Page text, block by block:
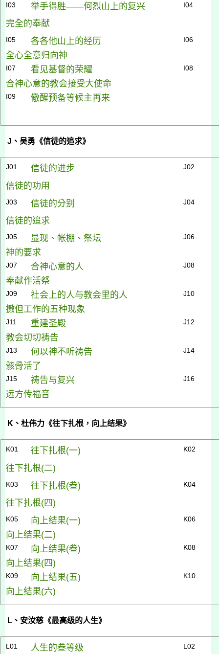
I03 举手得胜——何烈山上的复兴 I04
完全的奉献
I05 各各他山上的经历 I06
全心全意归向神
I07 看见基督的荣耀 I08
合神心意的教会接受大使命
I09 儆醒预备等候主再来
J 、吴勇《信徒的追求》
J01 信徒的进步 J02
信徒的功用
J03 信徒的分别 J04
信徒的追求
J05 显现、帐棚、祭坛 J06
神的要求
J07 合神心意的人 J08
奉献作活祭
J09 社会上的人与教会里的人 J10
撒但工作的五种现象
J11 重建圣殿 J12
教会切切祷告
J13 何以神不听祷告 J14
骸骨活了
J15 祷告与复兴 J16
远方传福音
K 、杜伟力《往下扎根，向上结果》
K01 往下扎根(一) K02
往下扎根(二)
K03 往下扎根(叁) K04
往下扎根(四)
K05 向上结果(一) K06
向上结果(二)
K07 向上结果(叁) K08
向上结果(四)
K09 向上结果(五) K10
向上结果(六)
L 、安汝慈《最高级的人生》
L01 人生的叁等级 L02